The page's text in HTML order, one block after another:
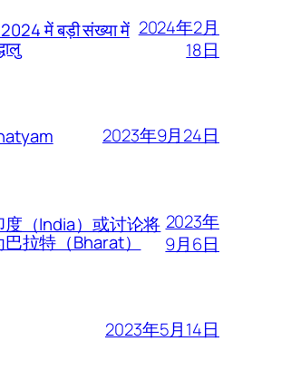
में बड़ी संख्या में 2024年2月
18日
2023年9月24日
（India）或讨论将
拉特（Bharat）
2023年
9月6日
2023年5月14日